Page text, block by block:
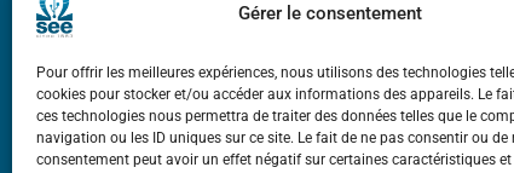
Gérer le consentement
Pour offrir les meilleures expériences, nous utilisons des technologies
cookies pour stocker et/ou accéder aux informations des appareils. Le
ces technologies nous permettra de traiter des données telles que le
navigation ou les ID uniques sur ce site. Le fait de ne pas consentir ou de
consentement peut avoir un effet négatif sur certaines caractéristiques